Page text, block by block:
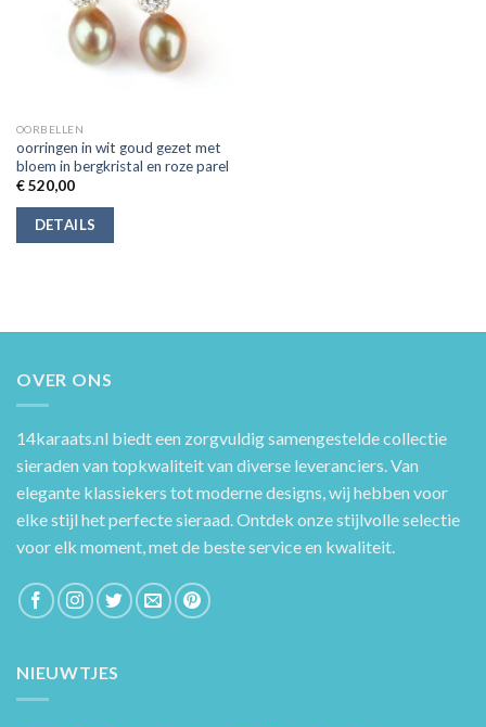
OORBELLEN
oorringen in wit goud gezet met
bloem in bergkristal en roze parel
€520,00
DETAILS
OVER ONS
14karaats.nl biedt een zorgvuldig samengestelde collectie
sieraden van topkwaliteit van diverse leveranciers. Van
elegante klassiekers tot moderne designs, wij hebben voor
elke stijl het perfecte sieraad. Ontdek onze stijlvolle selectie
voor elk moment, met de beste service en kwaliteit.
NIEUWTJES